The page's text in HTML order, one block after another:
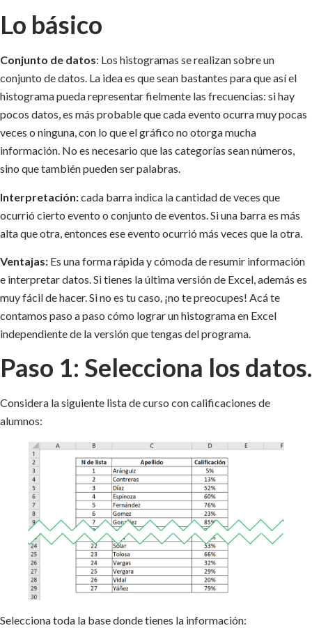
Lo básico
Conjunto de datos: Los histogramas se realizan sobre un
conjunto de datos. La idea es que sean bastantes para que así el
histograma pueda representar fielmente las frecuencias: si hay
pocos datos, es más probable que cada evento ocurra muy pocas
veces o ninguna, con lo que el gráfico no otorga mucha
información. No es necesario que las categorías sean números,
sino que también pueden ser palabras.
Interpretación:cada barra indica la cantidad de veces que
ocurrió cierto evento o conjunto de eventos. Si una barra es más
alta que otra, entonces ese evento ocurrió más veces que la otra.
Ventajas: Es una forma rápida y cómoda de resumir información
e interpretar datos. Si tienes la última versión de Excel, además es
muy fácil de hacer. Si no es tu caso, ¡no te preocupes! Acá te
contamos paso a paso cómo lograr un histograma en Excel
independiente de la versión que tengas del programa.
Paso 1: Selecciona los datos.
Considera la siguiente lista de curso con calificaciones de
alumnos:
Selecciona toda la base donde tienes la información: